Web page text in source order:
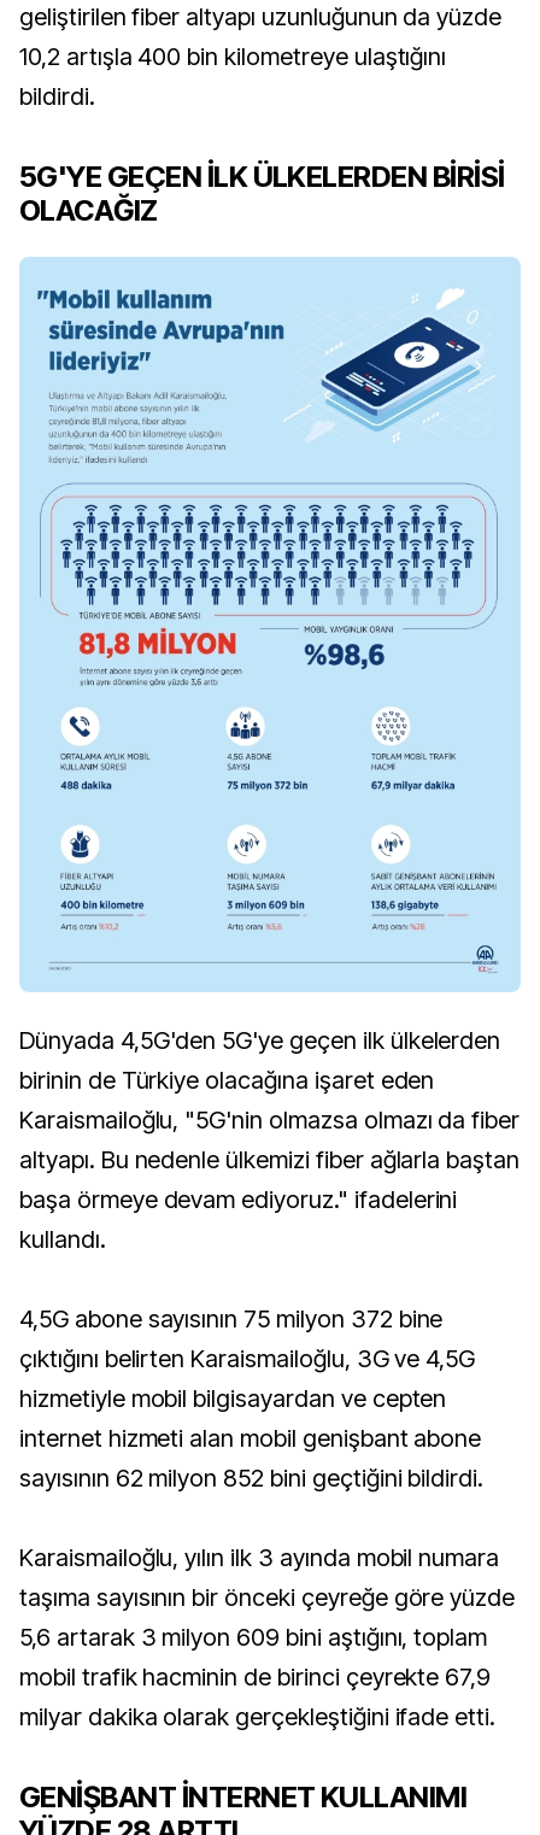
geliştirilen fiber altyapı uzunluğunun da yüzde
10,2 artışla 400 bin kilometreye ulaştığını
bildirdi.
5G'YE GEÇEN İLK ÜLKELERDEN BİRİSİ
OLACAĞIZ
Dünyada 4,5G'den 5G'ye geçen ilk ülkelerden
birinin de Türkiye olacağına işaret eden
Karaismailoğlu, "5G'nin olmazsa olmazı da fiber
altyapı. Bu nedenle ülkemizi fiber ağlarla baştan
başa örmeye devam ediyoruz." ifadelerini
kullandı.
4,5G abone sayısının 75 milyon 372 bine
çıktığını belirten Karaismailoğlu, 3G ve 4,5G
hizmetiyle mobil bilgisayardan ve cepten
internet hizmeti alan mobil genişbant abone
sayısının 62 milyon 852 bini geçtiğini bildirdi.
Karaismailoğlu, yılın ilk 3 ayında mobil numara
taşıma sayısının bir önceki çeyreğe göre yüzde
5,6 artarak 3 milyon 609 bini aştığını, toplam
mobil trafik hacminin de birinci çeyrekte 67,9
milyar dakika olarak gerçekleştiğini ifade etti.
GENİŞBANT İNTERNET KULLANIMI